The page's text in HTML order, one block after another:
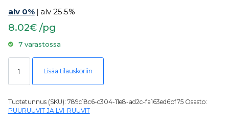
alv 0% | alv 25.5%
8.02€ /pg
7 varastossa
ESSVE Puuruuvi C1 4,0x30, 200 kpl määrä
Lisää tilauskoriin
Tuotetunnus (SKU): 789c18c6-c304-11e8-ad2c-fa163ed6bf75 Osasto:
PUURUUVIT JA LVI-RUUVIT